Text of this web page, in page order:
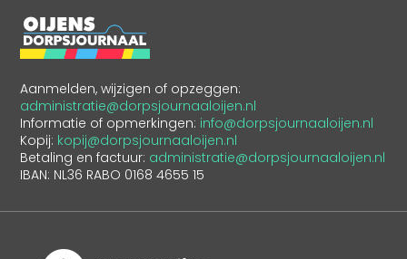
Aanmelden, wijzigen of opzeggen:
administratie@dorpsjournaaloijen.nl
Informatie of opmerkingen: info@dorpsjournaaloijen.nl
Kopij: kopij@dorpsjournaaloijen.nl
Betaling en factuur: administratie@dorpsjournaaloijen.nl
IBAN: NL36 RABO 0168 4655 15